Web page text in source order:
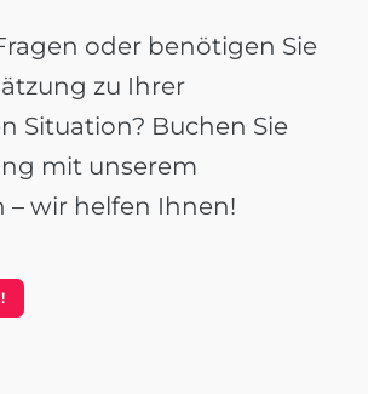
oder benötigen Sie
zu Ihrer
Situation? Buchen Sie
mit unserem
– wir helfen Ihnen!